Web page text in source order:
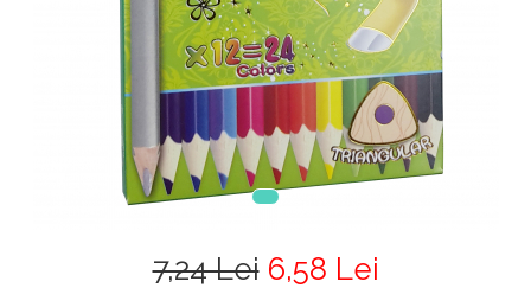
7,24 Lei 6,58 Lei